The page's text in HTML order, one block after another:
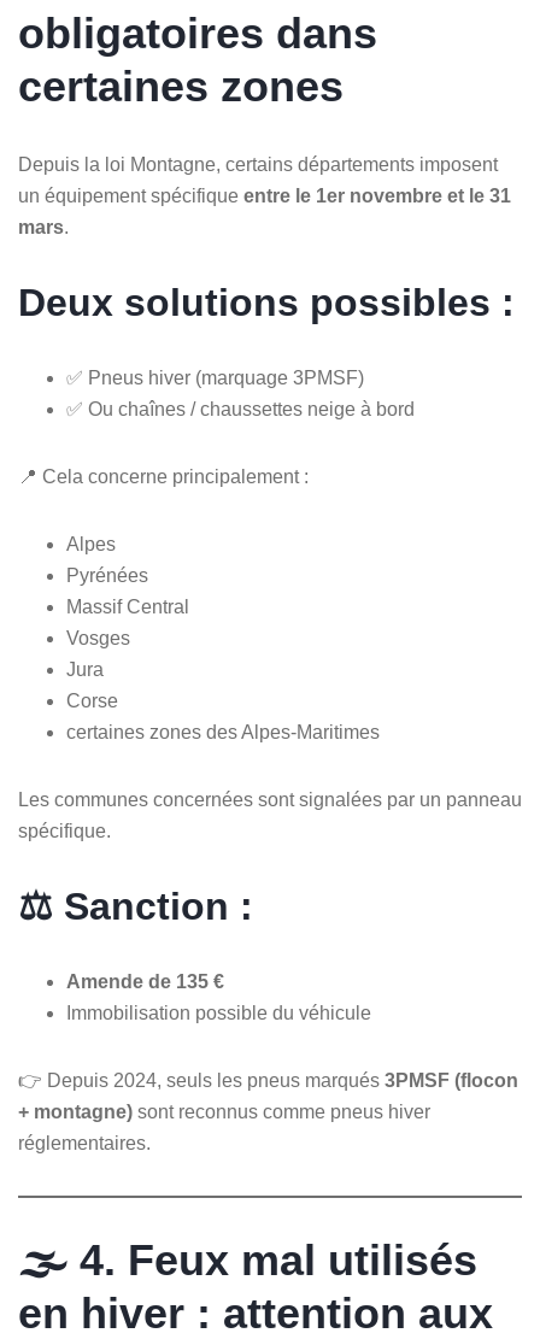
obligatoires dans
certaines zones
Depuis la loi Montagne, certains départements imposent
un équipement spécifique entre le 1er novembre et le 31
mars.
Deux solutions possibles :
✅ Pneus hiver (marquage 3PMSF)
✅ Ou chaînes / chaussettes neige à bord
📍 Cela concerne principalement :
Alpes
Pyrénées
Massif Central
Vosges
Jura
Corse
certaines zones des Alpes-Maritimes
Les communes concernées sont signalées par un panneau
spécifique.
⚖️ Sanction :
Amende de 135 €
Immobilisation possible du véhicule
👉 Depuis 2024, seuls les pneus marqués 3PMSF (flocon
+ montagne) sont reconnus comme pneus hiver
réglementaires.
🌫️ 4. Feux mal utilisés
en hiver : attention aux